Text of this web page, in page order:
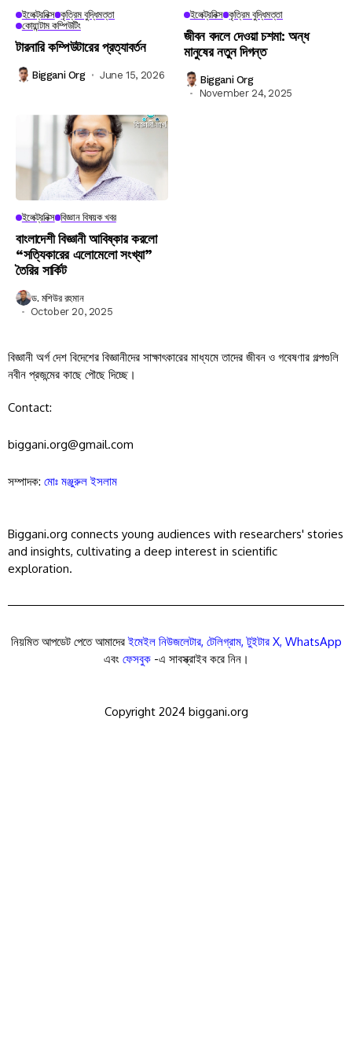
ইলেক্ট্রনিক্স কৃত্রিম বুদ্ধিমত্তা
কোয়ান্টাম কম্পিউটিং
টারনারি কম্পিউটারের প্রত্যাবর্তন
Biggani Org June 15, 2026
ইলেক্ট্রনিক্স কৃত্রিম বুদ্ধিমত্তা
জীবন বদলে দেওয়া চশমা: অন্ধ
মানুষের নতুন দিগন্ত
Biggani Org
November 24, 2025
ইলেক্ট্রনিক্স বিজ্ঞান বিষয়ক খবর
বাংলাদেশী বিজ্ঞানী আবিষ্কার করলো
“সত্যিকারের এলোমেলো সংখ্যা”
তৈরির সার্কিট
ড. মশিউর রহমান
October 20, 2025
বিজ্ঞানী অর্গ দেশ বিদেশের বিজ্ঞানীদের সাক্ষাৎকারের মাধ্যমে তাদের জীবন ও গবেষণার গল্পগুলি
নবীন প্রজন্মের কাছে পৌছে দিচ্ছে।
Contact:
biggani.org@gmail.com
সম্পাদক: মোঃ মঞ্জুরুল ইসলাম
Biggani.org connects young audiences with researchers' stories
and insights, cultivating a deep interest in scientific
exploration.
নিয়মিত আপডেট পেতে আমাদেরইমেইল নিউজলেটার, টেলিগ্রাম,টুইটার X, WhatsApp
এবং ফেসবুক-এ সাবস্ক্রাইব করে নিন।
Copyright 2024 biggani.org